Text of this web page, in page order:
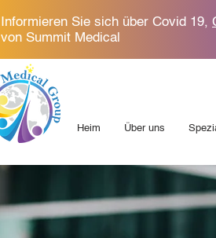
Informieren Sie sich über Covid 19,
von Summit Medical
Heim Über uns